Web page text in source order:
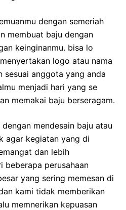
dengan semeriah
membuat baju dengan
keinginanmu. bisa lo
logo atau nama
sesuai anggota yang anda
menjadi hari yang se
memakai baju berseragam.
mendesain baju atau
agar kegiatan yang di
dan lebih
beberapa perusahaan
yang sering memesan di
kami tidak memberikan
memnerikan kepuasan